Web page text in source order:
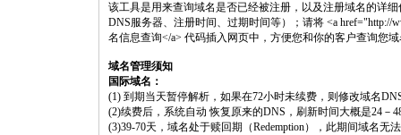
该工具是用来查询域名是否已经被注册，以及注册域名的详
DNS服务器、注册时间、过期时间等）；请将 <a href="http://
名信息查询</a> 代码插入网页中，方便您和你的客户查询您
域名管理须知
国际域名：
(1) 到期当天暂停解析，如果在72小时未续费，则修改域名
(2)续费后，系统自动 恢复原来的DNS，刷新时间大概是24－
(3)39-70天，域名处于赎回期（Redemption），此期间域名无